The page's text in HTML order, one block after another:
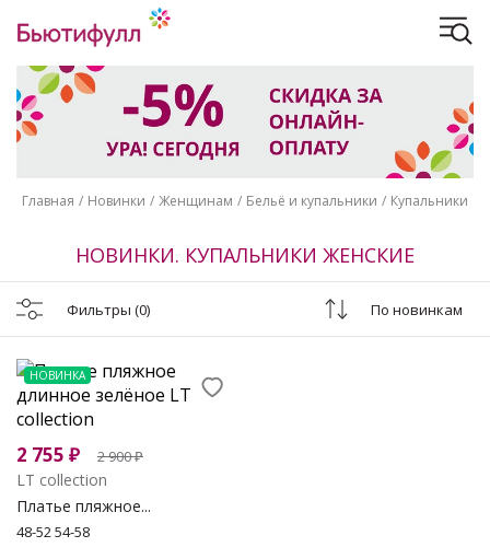
Главная Новинки Женщинам Бельё и купальники Купальники
НОВИНКИ. КУПАЛЬНИКИ ЖЕНСКИЕ
Фильтры (0) По новинкам
НОВИНКА
2 755 ₽ 2 900₽
LT collection
Платье пляжное...
48-52 54-58